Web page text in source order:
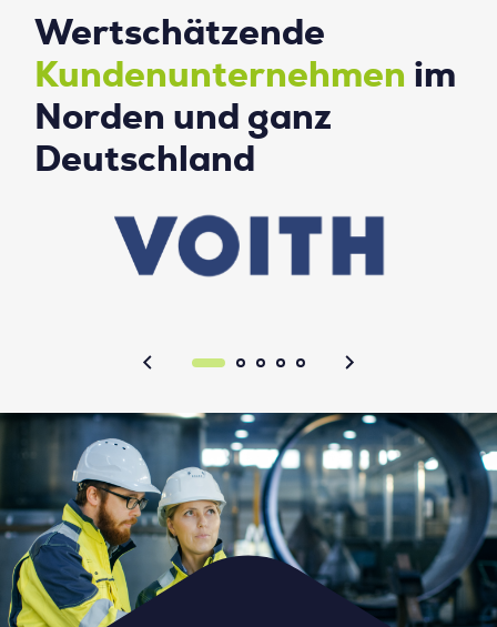
Wertschätzende
Kundenunternehmen im
Norden und ganz
Deutschland